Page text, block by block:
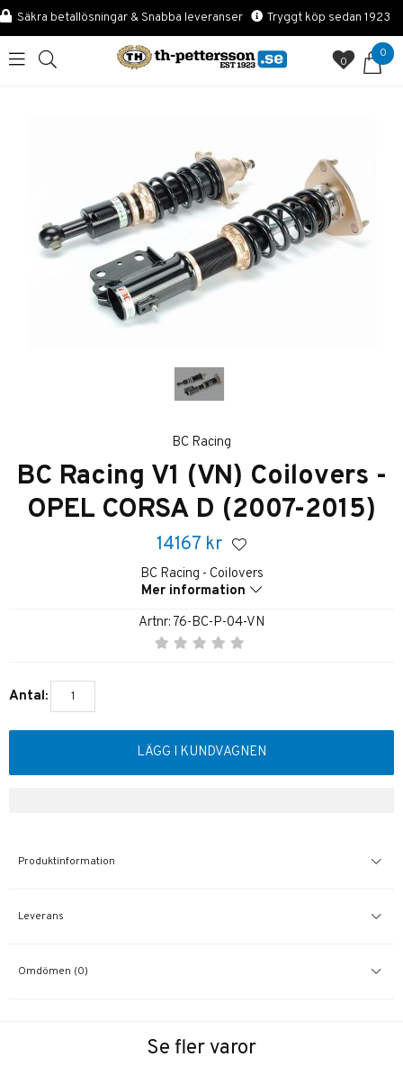
Säkra betallösningar & Snabba leveranser Tryggt köp sedan 1923
0
0
BC Racing
BC Racing V1 (VN) Coilovers -
OPEL CORSA D (2007-2015)
14167 kr
BC Racing - Coilovers
Mer information
Artnr: 76-BC-P-04-VN
Antal:
LÄGG I KUNDVAGNEN
Produktinformation
Leverans
Omdömen (0)
Se fler varor